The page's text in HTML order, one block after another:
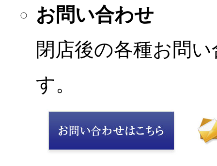
お問い合わせ
閉店後の各種お問
す。